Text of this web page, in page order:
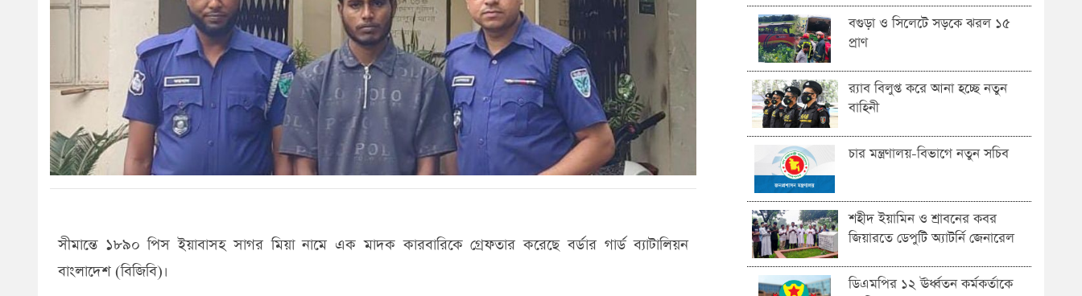
সীমান্তে ১৮৯০ পিস ইয়াবাসহ সাগর মিয়া নামে এক মাদক কারবারিকে গ্রেফতার করেছে বর্ডার গার্ড ব্যাটালিয়ন
বাংলাদেশ (বিজিবি)।
বগুড়া ও সিলেটে সড়কে ঝরল ১৫
প্রাণ
র‍্যাব বিলুপ্ত করে আনা হচ্ছে নতুন
বাহিনী
চার মন্ত্রণালয়-বিভাগে নতুন সচিব
শহীদ ইয়ামিন ও শ্রাবনের কবর
জিয়ারতে ডেপুটি অ্যাটর্নি জেনারেল
ডিএমপির ১২ ঊর্ধ্বতন কর্মকর্তাকে